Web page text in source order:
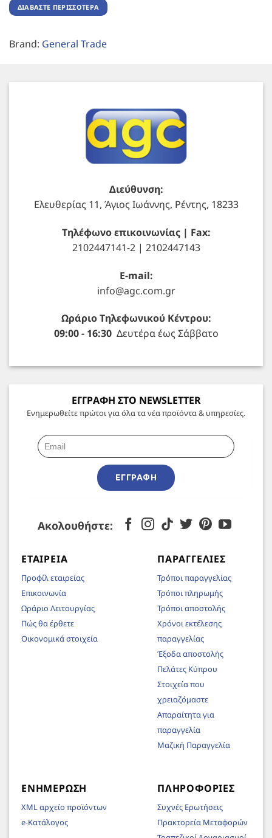
ΔΙΑΒΆΣΤΕ ΠΕΡΙΣΣΌΤΕΡΑ
Brand: General Trade
Διεύθυνση:
Ελευθερίας 11, Άγιος Ιωάννης, Ρέντης, 18233
Τηλέφωνο επικοινωνίας | Fax:
2102447141-2 | 2102447143
E-mail:
info@agc.com.gr
Ωράριο Τηλεφωνικού Κέντρου:
09:00 - 16:30Δευτέρα έως Σάββατο
ΕΓΓΡΑΦΗ ΣΤΟ NEWSLETTER
Ενημερωθείτε πρώτοι για όλα τα νέα προϊόντα & υπηρεσίες.
ΕΓΓΡΑΦΉ
Ακολουθήστε:
ΕΤΑΙΡΕΊΑ
Προφίλ εταιρείας
Επικοινωνία
Ωράριο Λειτουργίας
Πώς θα έρθετε
Οικονομικά στοιχεία
ΠΑΡΑΓΓΕΛΊΕΣ
Τρόποι παραγγελίας
Τρόποι πληρωμής
Τρόποι αποστολής
Χρόνοι εκτέλεσης
παραγγελίας
Έξοδα αποστολής
Πελάτες Κύπρου
Στοιχεία που
χρειαζόμαστε
Απαραίτητα για
παραγγελία
Μαζική Παραγγελία
ΕΝΗΜΈΡΩΣΗ
XML αρχείο προϊόντων
e-Κατάλογος
ΠΛΗΡΟΦΟΡΊΕΣ
Συχνές Ερωτήσεις
Πρακτορεία Μεταφορών